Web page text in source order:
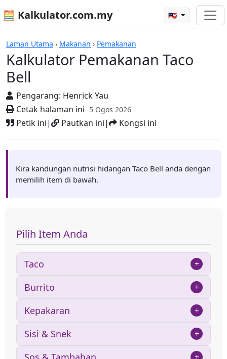
🧮 Kalkulator.com.my 🇲🇾
Laman Utama › Makanan › Pemakanan
Kalkulator Pemakanan Taco
Bell
Pengarang: Henrick Yau
Cetak halaman ini- 5 Ogos 2026
Petik ini| Pautkan ini| Kongsi ini
Kalkulator
Kira kandungan nutrisi hidangan Taco Bell anda dengan
memilih item di bawah.
Pilih Item Anda
Taco +
Burrito +
Kepakaran +
Sisi & Snek +